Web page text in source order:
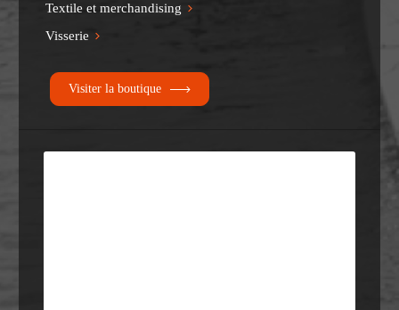
Textile et merchandising
Visserie
Visiter la boutique